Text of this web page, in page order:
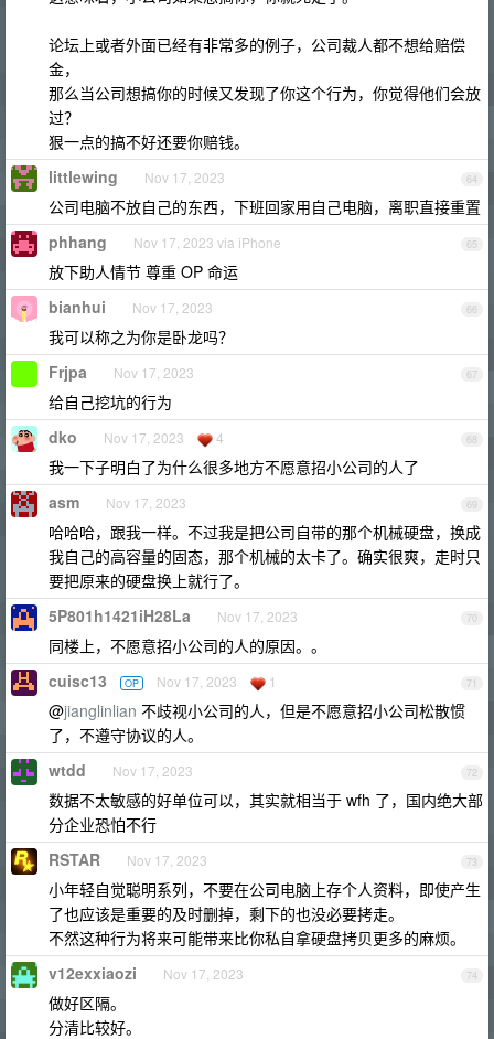
论坛上或者外面已经有非常多的例子，公司裁人都不想给赔偿
金，
那么当公司想搞你的时候又发现了你这个行为，你觉得他们会放
过？
狠一点的搞不好还要你赔钱。
64
littlewing Nov 17, 2023
公司电脑不放自己的东西，下班回家用自己电脑，离职直接重置
65
phhang Nov 17, 2023 via iPhone
放下助人情节 尊重 OP 命运
66
bianhui Nov 17, 2023
我可以称之为你是卧龙吗？
67
Frjpa Nov 17, 2023
给自己挖坑的行为
68
dko Nov 17, 2023 4
我一下子明白了为什么很多地方不愿意招小公司的人了
69
asm Nov 17, 2023
哈哈哈，跟我一样。不过我是把公司自带的那个机械硬盘，换成
我自己的高容量的固态，那个机械的太卡了。确实很爽，走时只
要把原来的硬盘换上就行了。
70
5P801h1421iH28La Nov 17, 2023
同楼上，不愿意招小公司的人的原因。。
71
cuisc13 OP Nov 17, 2023 1
@jianglinlian 不歧视小公司的人，但是不愿意招小公司松散惯
了，不遵守协议的人。
72
wtdd Nov 17, 2023
数据不太敏感的好单位可以，其实就相当于 wfh 了，国内绝大部
分企业恐怕不行
73
RSTAR Nov 17, 2023
小年轻自觉聪明系列，不要在公司电脑上存个人资料，即使产生
了也应该是重要的及时删掉，剩下的也没必要拷走。
不然这种行为将来可能带来比你私自拿硬盘拷贝更多的麻烦。
74
v12exxiaozi Nov 17, 2023
做好区隔。
分清比较好。